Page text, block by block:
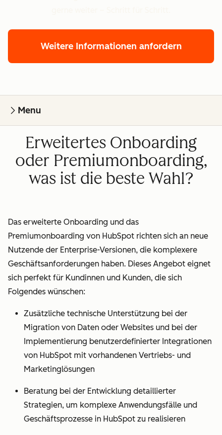
Weitere Informationen anfordern
Menu
Erweitertes Onboarding
oder Premiumonboarding,
was ist die beste Wahl?
Das erweiterte Onboarding und das
Premiumonboarding von HubSpot richten sich an neue
Nutzende der Enterprise-Versionen, die komplexere
Geschäftsanforderungen haben. Dieses Angebot eignet
sich perfekt für Kundinnen und Kunden, die sich
Folgendes wünschen:
Zusätzliche technische Unterstützung bei der
Migration von Daten oder Websites und bei der
Implementierung benutzerdefinierter Integrationen
von HubSpot mit vorhandenen Vertriebs- und
Marketinglösungen
Beratung bei der Entwicklung detaillierter
Strategien, um komplexe Anwendungsfälle und
Geschäftsprozesse in HubSpot zu realisieren